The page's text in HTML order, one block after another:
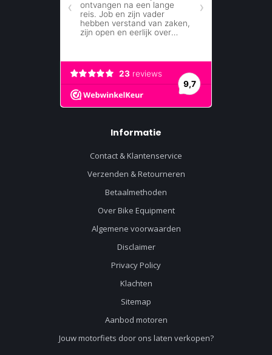
Informatie
Contact & Klantenservice
Verzenden & Retourneren
Betaalmethoden
Over Bike Equipment
Algemene voorwaarden
Disclaimer
Privacy Policy
Klachten
Sitemap
Aanbod motoren
Jouw motorfiets door ons laten verkopen?